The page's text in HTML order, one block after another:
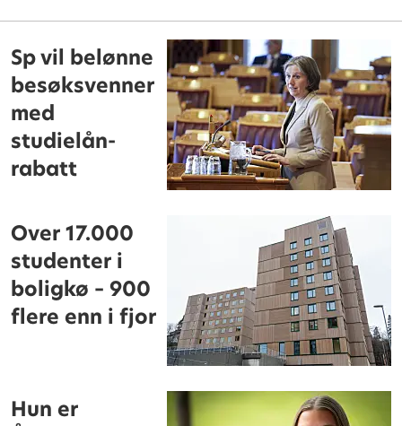
Sp vil belønne
besøksvenner
med
studielån-
rabatt
Over 17.000
studenter i
boligkø – 900
flere enn i fjor
Hun er